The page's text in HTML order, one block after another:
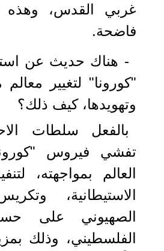
غربي القدس، وهذه
فاضحة.
- هناك حديث عن
"كورونا" لتغيير
وتهويدها، كيف ذلك؟
بالفعل سلطات
تفشي فيروس
العالم بمواجهته،
الاستيطانية،
الصهيوني على
الفلسطيني، وذلك